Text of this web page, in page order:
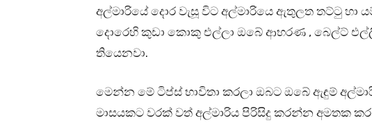
අල්මාරියේ දොර වැසූ විට අල්මාරියෙ ඇතුලත තට්ටු හා
දොරෙහි කුඩා කොකු එල්ලා ඔබේ ආභරණ , බෙල්ට්
තියෙනවා.
මෙන්න මේ ටිප්ස් භාවිතා කරලා ඔබට ඔබේ ඇඳුම්
මාසයකට වරක් වත් අල්මාරිය පිරිසිදු කරන්න අමතක